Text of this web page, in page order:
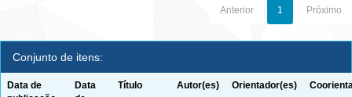
Anterior 1 Próximo
Conjunto de itens:
Data de
Data
Título Autor(es) Orientador(es)